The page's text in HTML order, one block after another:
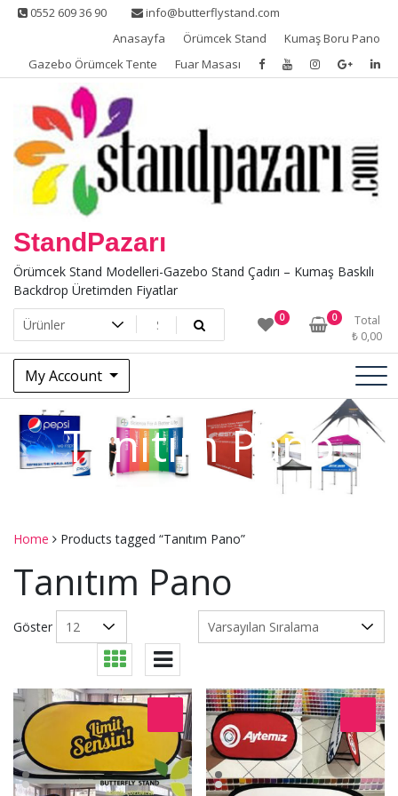
Skip 0552 609 36 90
info@butterflystand.com
Anasayfa
Örümcek Stand
Kumaş Boru Pano
Gazebo Örümcek Tente
Fuar Masası
StandPazarı
Örümcek Stand Modelleri-Gazebo Stand Çadırı – Kumaş Baskılı
Backdrop Üretimden Fiyatlar
0 0
Total
₺ 0,00
My Account
Tanıtım Pano
Home Products tagged “Tanıtım Pano”
Tanıtım Pano
Göster